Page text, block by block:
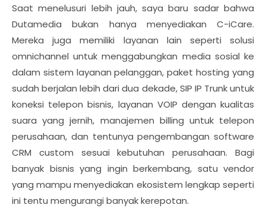
Saat menelusuri lebih jauh, saya baru sadar bahwa
Dutamedia bukan hanya menyediakan C-iCare.
Mereka juga memiliki layanan lain seperti solusi
omnichannel untuk menggabungkan media sosial ke
dalam sistem layanan pelanggan, paket hosting yang
sudah berjalan lebih dari dua dekade, SIP IP Trunk untuk
koneksi telepon bisnis, layanan VOIP dengan kualitas
suara yang jernih, manajemen billing untuk telepon
perusahaan, dan tentunya pengembangan software
CRM custom sesuai kebutuhan perusahaan. Bagi
banyak bisnis yang ingin berkembang, satu vendor
yang mampu menyediakan ekosistem lengkap seperti
ini tentu mengurangi banyak kerepotan.